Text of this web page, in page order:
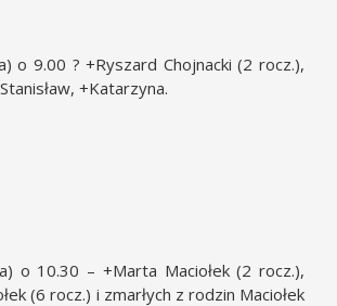
o 9.00 ? +Ryszard Chojnacki (2 rocz.),
+Katarzyna.
o 10.30 – +Marta Maciołek (2 rocz.),
(6 rocz.) i zmarłych z rodzin Maciołek